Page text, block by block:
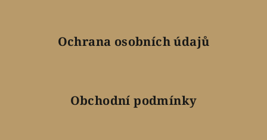
Ochrana osobních údajů
Obchodní podmínky